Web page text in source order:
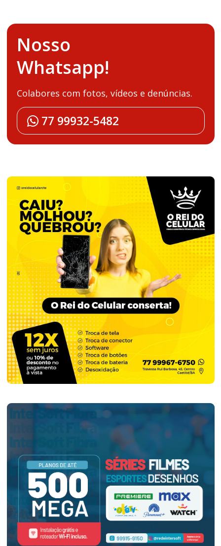
Nosso
Whatsapp!
Colabores com fotos, vídeos e denúncias.
77 99932-5482